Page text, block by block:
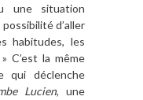
une situation
d’aller
habitudes, les
» C’est la même
qui déclenche
Lucien, une